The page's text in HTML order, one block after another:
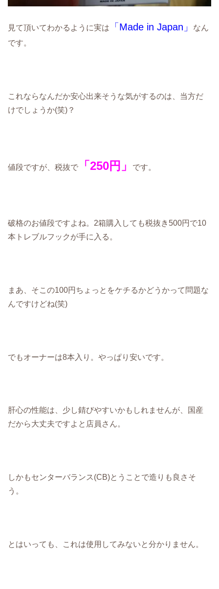
見て頂いてわかるように実は 「Made in Japan」
なん
です。
これならなんだか安心出来そうな気がするのは、当方だ
けでしょうか(笑)？
値段ですが、税抜で 「250円」 です。
破格のお値段ですよね。2箱購入しても税抜き500円で10
本トレブルフックが手に入る。
まあ、そこの100円ちょっとをケチるかどうかって問題な
んですけどね(笑)
でもオーナーは8本入り。やっぱり安いです。
肝心の性能は、少し錆びやすいかもしれませんが、国産
だから大丈夫ですよと店員さん。
しかもセンターバランス(CB)とうことで造りも良さそ
う。
とはいっても、これは使用してみないと分かりません。